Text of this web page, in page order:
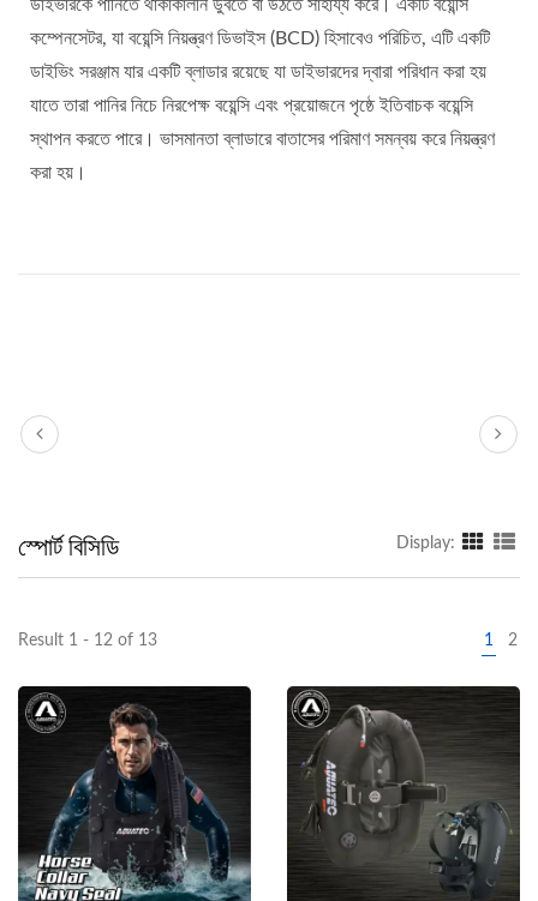
ডাইভারকে পানিতে থাকাকালীন ডুবতে বা উঠতে সাহায্য করে। একটি বয়েন্সি
কম্পেনসেটর, যা বয়েন্সি নিয়ন্ত্রণ ডিভাইস (BCD) হিসাবেও পরিচিত, এটি একটি
ডাইভিং সরঞ্জাম যার একটি ব্লাডার রয়েছে যা ডাইভারদের দ্বারা পরিধান করা হয়
যাতে তারা পানির নিচে নিরপেক্ষ বয়েন্সি এবং প্রয়োজনে পৃষ্ঠে ইতিবাচক বয়েন্সি
স্থাপন করতে পারে। ভাসমানতা ব্লাডারে বাতাসের পরিমাণ সমন্বয় করে নিয়ন্ত্রণ
করা হয়।
স্পোর্ট বিসিডি Display:
Result 1 - 12 of 13 1 2